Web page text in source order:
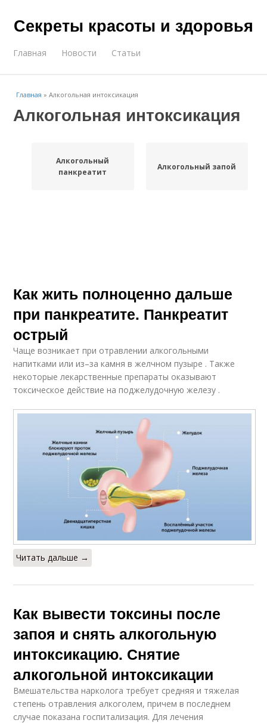
Секреты красоты и здоровья
Главная Новости Статьи
Главная »Алкогольная интоксикация
Алкогольная интоксикация
Алкогольный
панкреатит
Алкогольный запой
Как жить полноценно дальше
при панкреатите. Панкреатит
острый
Чаще возникает при отравлении алкогольными
напитками или из–за камня в желчном пузыре . Также
некоторые лекарственные препараты оказывают
токсическое действие на поджелудочную железу .
Читать дальше →
Как вывести токсины после
запоя и снять алкогольную
интоксикацию. Снятие
алкогольной интоксикации
Вмешательства нарколога требует средняя и тяжелая
степень отравления алкоголем, причем в последнем
случае показана госпитализация. Для лечения